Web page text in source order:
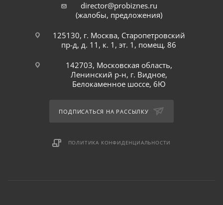
director@probiznes.ru
(жалобы, предложения)
125130, г. Москва, Старопетровский
пр-д, д. 11, к. 1, эт. 1, помещ. 86
142703, Московская область,
Ленинский р-н, г. Видное,
Белокаменное шоссе, 6Ю
ПОДПИСАТЬСЯ НА РАССЫЛКУ
ПОЛИТИКА КОНФИДЕНЦИАЛЬНОСТИ